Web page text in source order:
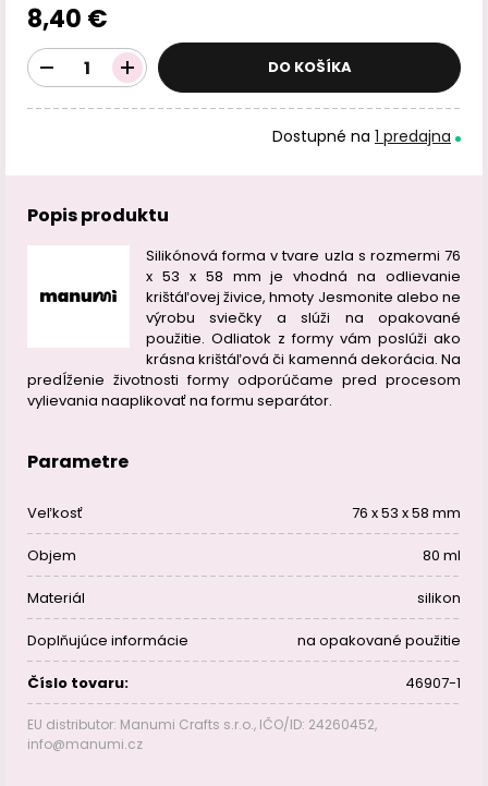
8,40 €
DO KOŠÍKA
Dostupné na 1 predajna
Popis produktu
Silikónová forma v tvare uzla s rozmermi 76
x 53 x 58 mm je vhodná na odlievanie
krištáľovej živice, hmoty Jesmonite alebo ne
výrobu sviečky a slúži na opakované
použitie. Odliatok z formy vám poslúži ako
krásna krištáľová či kamenná dekorácia. Na
predĺženie životnosti formy odporúčame pred procesom
vylievania naaplikovať na formu separátor.
Parametre
Veľkosť 76 x 53 x 58 mm
Objem 80 ml
Materiál silikon
Doplňujúce informácie na opakované použitie
Číslo tovaru: 46907-1
EU distributor: Manumi Crafts s.r.o., IČO/ID: 24260452,
info@manumi.cz